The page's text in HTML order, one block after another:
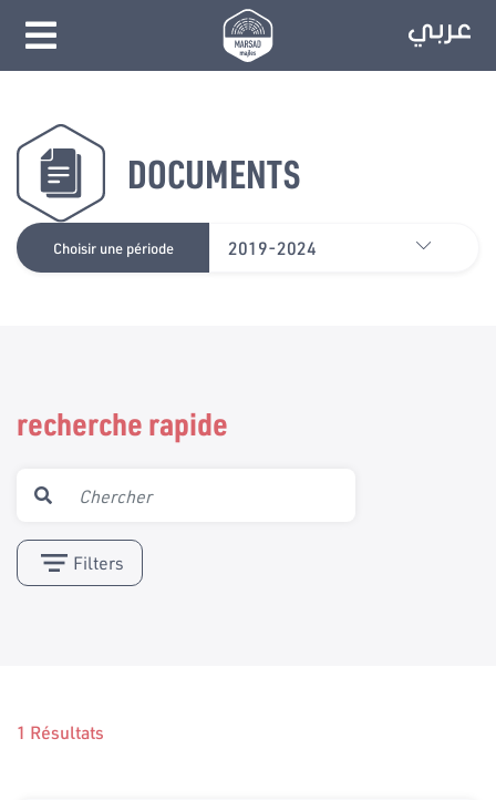
DOCUMENTS
Choisir une période 2019-2024
recherche rapide
Filters
1 Résultats